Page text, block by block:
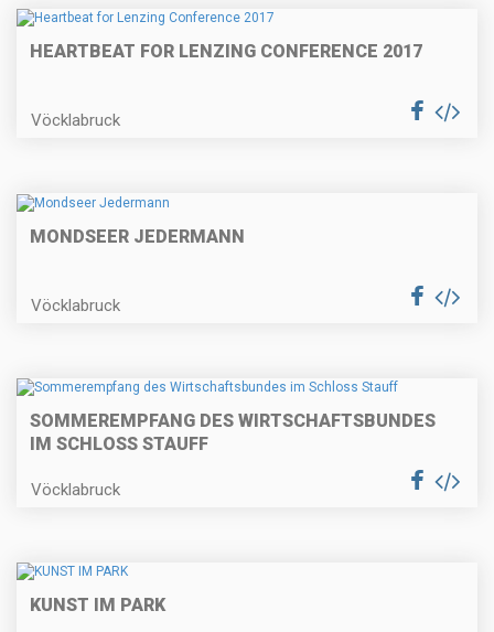
HEARTBEAT FOR LENZING CONFERENCE 2017
Vöcklabruck
MONDSEER JEDERMANN
Vöcklabruck
SOMMEREMPFANG DES WIRTSCHAFTSBUNDES
IM SCHLOSS STAUFF
Vöcklabruck
KUNST IM PARK